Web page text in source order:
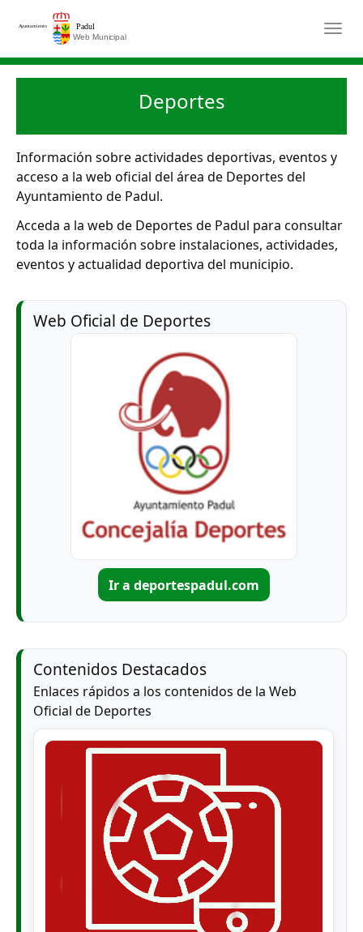
Saltar al contenido principal
Deportes
Información sobre actividades deportivas, eventos y
acceso a la web oficial del área de Deportes del
Ayuntamiento de Padul.
Acceda a la web de Deportes de Padul para consultar
toda la información sobre instalaciones, actividades,
eventos y actualidad deportiva del municipio.
Web Oficial de Deportes
Ir a deportespadul.com
Contenidos Destacados
Enlaces rápidos a los contenidos de la Web
Oficial de Deportes